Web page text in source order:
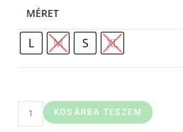
MÉRET
L M S XL
KOSÁRBA TESZEM